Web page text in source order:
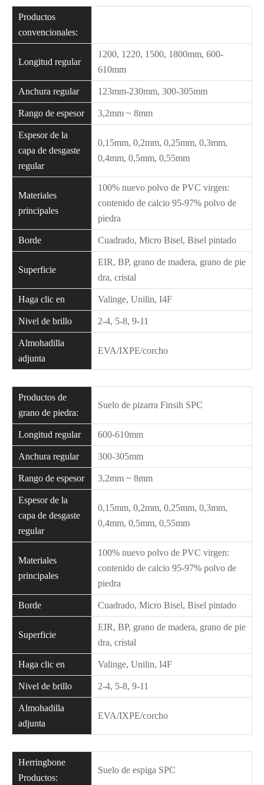
Productos
convencionales:
Longitud regular
1200, 1220, 1500, 1800mm, 600-
610mm
Anchura regular 123mm-230mm, 300-305mm
Rango de espesor 3,2mm ~ 8mm
Espesor de la
capa de desgaste
regular
0,15mm, 0,2mm, 0,25mm, 0,3mm,
0,4mm, 0,5mm, 0,55mm
Materiales
principales
100% nuevo polvo de PVC virgen:
contenido de calcio 95-97% polvo de
piedra
Borde Cuadrado, Micro Bisel, Bisel pintado
Superficie
EIR, BP, grano de madera, grano de pie
dra, cristal
Haga clic en Valinge, Unilin, I4F
Nivel de brillo 2-4, 5-8, 9-11
Almohadilla
adjunta
EVA/IXPE/corcho
Productos de
grano de piedra:
Suelo de pizarra Finsih SPC
Longitud regular 600-610mm
Anchura regular 300-305mm
Rango de espesor 3,2mm ~ 8mm
Espesor de la
capa de desgaste
regular
0,15mm, 0,2mm, 0,25mm, 0,3mm,
0,4mm, 0,5mm, 0,55mm
Materiales
principales
100% nuevo polvo de PVC virgen:
contenido de calcio 95-97% polvo de
piedra
Borde Cuadrado, Micro Bisel, Bisel pintado
Superficie
EIR, BP, grano de madera, grano de pie
dra, cristal
Haga clic en Valinge, Unilin, I4F
Nivel de brillo 2-4, 5-8, 9-11
Almohadilla
adjunta
EVA/IXPE/corcho
Herringbone
Productos:
Suelo de espiga SPC